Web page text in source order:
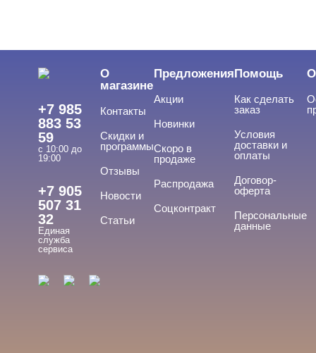
+7 985
883 53
59
с 10:00 до
19:00
+7 905
507 31
32
Единая
служба
сервиса
О
магазине
Контакты
Скидки и
программы
Отзывы
Новости
Статьи
Предложения
Акции
Новинки
Скоро в
продаже
Распродажа
Соцконтракт
Помощь
Как сделать
заказ
Условия
доставки и
оплаты
Договор-
оферта
Персональные
данные